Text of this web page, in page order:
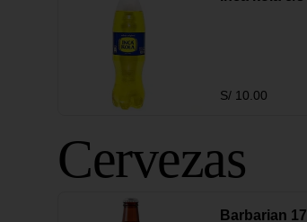
S/ 10.00
Cervezas
Barbarian